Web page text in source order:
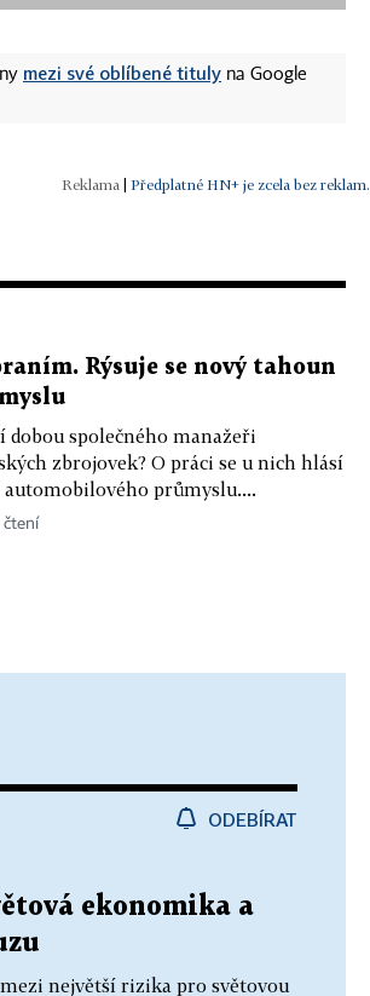
mezi své oblíbené tituly na Google
Předplatné HN+ je zcela bez reklam.
Rýsuje se nový tahoun
dobou společného manažeři
zbrojovek? O práci se u nich hlásí
průmyslu....
čtení
ODEBÍRAT
ekonomika a
největší rizika pro světovou